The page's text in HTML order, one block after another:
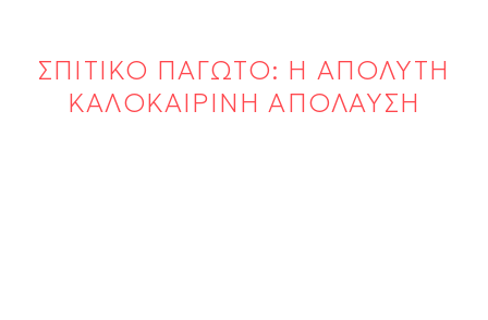
ΣΠΙΤΙΚΟ ΠΑΓΩΤΟ: Η ΑΠΟΛΥΤΗ
ΚΑΛΟΚΑΙΡΙΝΗ ΑΠΟΛΑΥΣΗ